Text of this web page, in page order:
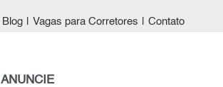
Blog Vagas para Corretores Contato
ANUNCIE